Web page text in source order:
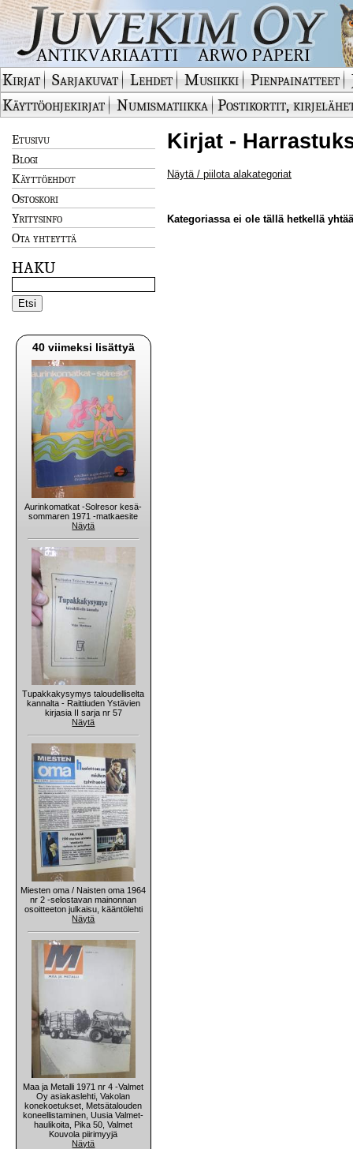
Kirjat Sarjakuvat Lehdet Musiikki Pienpainatteet
Käyttöohjekirjat
Numismatiikka Postikortit,
Etusivu
Blogi
Käyttöehdot
Ostoskori
Yritysinfo
Ota yhteyttä
HAKU
40 viimeksi lisättyä
Aurinkomatkat -Solresor kesä-
sommaren 1971 -matkaesite
Näytä
Tupakkakysymys taloudelliselta
kannalta - Raittiuden Ystävien
kirjasia II sarja nr 57
Näytä
Miesten oma / Naisten oma 1964
nr 2 -selostavan mainonnan
osoitteeton julkaisu, kääntölehti
Näytä
Maa ja Metalli 1971 nr 4 -Valmet
Oy asiakaslehti, Vakolan
konekoetukset, Metsätalouden
koneellistaminen, Uusia Valmet-
haulikoita, Pika 50, Valmet
Kouvola piirimyyjä
Näytä
Kirjat -
Näytä / piilota alakategoriat
Kategoriassa ei ole tällä hetkellä